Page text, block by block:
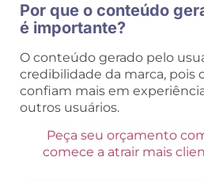
Por que o conteúdo
é importante?
O conteúdo gerado pelo
credibilidade da marca, pois
confiam mais em
outros usuários.
Peça seu orçamento
comece a atrair mais